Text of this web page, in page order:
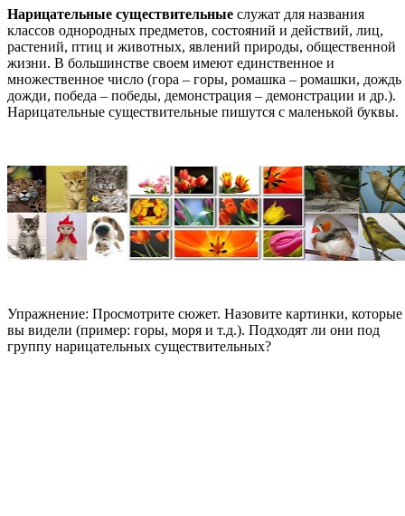
Нарицательные существительные служат для названия
классов однородных предметов, состояний и действий, лиц,
растений, птиц и животных, явлений природы, общественной
жизни. В большинстве своем имеют единственное и
множественное число (гора – горы, ромашка – ромашки, дождь
дожди, победа – победы, демонстрация – демонстрации и др.).
Нарицательные существительные пишутся с маленькой буквы.
Упражнение: Просмотрите сюжет. Назовите картинки, которые
вы видели (пример: горы, моря и т.д.). Подходят ли они под
группу нарицательных существительных?